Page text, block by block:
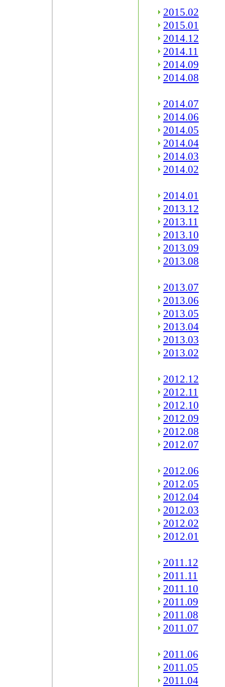
2015.02
2015.01
2014.12
2014.11
2014.09
2014.08
2014.07
2014.06
2014.05
2014.04
2014.03
2014.02
2014.01
2013.12
2013.11
2013.10
2013.09
2013.08
2013.07
2013.06
2013.05
2013.04
2013.03
2013.02
2012.12
2012.11
2012.10
2012.09
2012.08
2012.07
2012.06
2012.05
2012.04
2012.03
2012.02
2012.01
2011.12
2011.11
2011.10
2011.09
2011.08
2011.07
2011.06
2011.05
2011.04